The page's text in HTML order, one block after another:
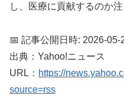
し、医療に貢献するのか
📅 記事公開日時: 2026-05-
出典：Yahoo!ニュース
URL： https://
source=rss